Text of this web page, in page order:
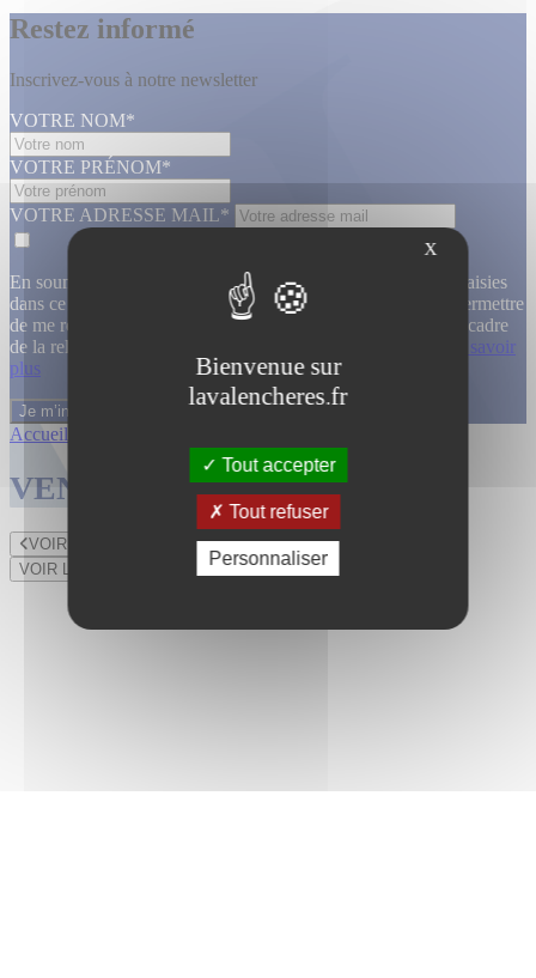
Restez informé
Inscrivez-vous à notre newsletter
VOTRE NOM*
VOTRE PRÉNOM*
VOTRE ADRESSE MAIL*
En soumettant ce formulaire, j’accepte que les informations saisies
dans ce formulaire soient utilisées, exploitées, traitées pour permettre
de me recontacter, pour m’envoyer des informations, dans le cadre
de la relation commerciale qui découle de cette demande.
En savoir
plus
Accueil
VENTES TERMINÉES
VOIR LE LOT PRÉCÉDENT
VOIR LE LOT SUIVANT
X
Bienvenue sur
lavalencheres.fr
Tout accepter
Tout refuser
Personnaliser